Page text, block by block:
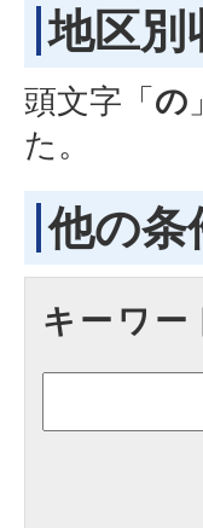
地区別
頭文字「の
た。
他の条
キーワー